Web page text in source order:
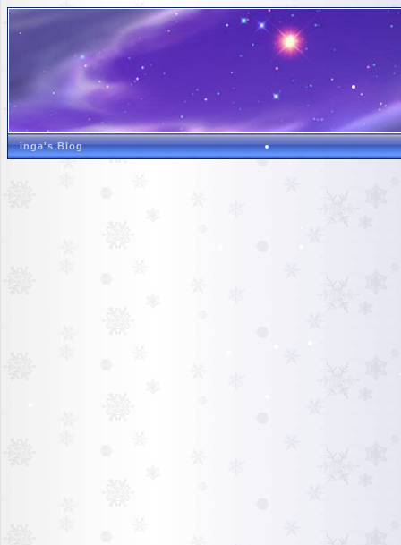
inga's Blog